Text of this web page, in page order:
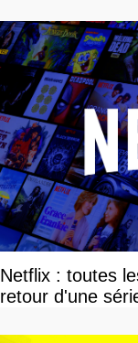
Netflix : toutes
retour d'une